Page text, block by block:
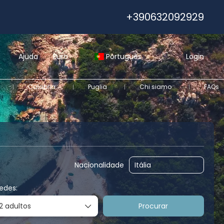
+390632092929
Ajuda Euro Português Login
Calabria Puglia Chi siamo FAQs
Transporte Transfers Viagens de IA
Nacionalidade
adultos Procurar